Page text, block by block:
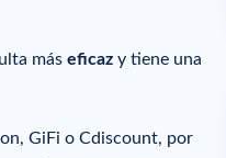
más eficaz y tiene una
GiFi o Cdiscount, por